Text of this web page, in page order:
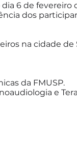
6 de fevereiro
dos
na cidade de
da FMUSP.
e